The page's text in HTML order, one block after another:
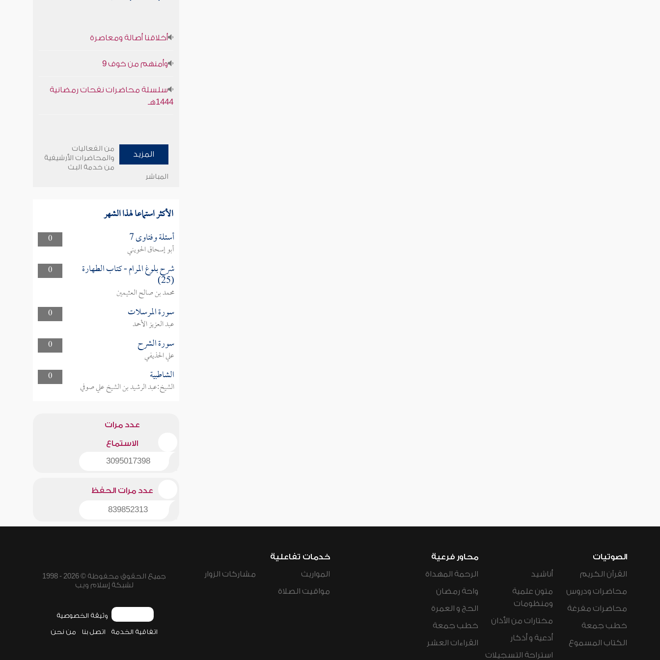
أخلاقنا أصالة ومعاصرة
وأمنهم من خوف 9
سلسلة محاضرات نفحات رمضانية
1444هـ
المزيد
من الفعاليات
والمحاضرات الأرشيفية
من خدمة البث
المباشر
الأكثر استماعا لهذا الشهر
0 أسئلة وفتاوى 7
أبو إسحاق الحويني
0
شرح بلوغ المرام - كتاب الطهارة
(25)
محمد بن صالح العثيمين
0
سورة المرسلات
عبد العزيز الأحمد
0
سورة الشرح
علي الحذيفي
0
الشاطبية
الشيخ:عبد الرشيد بن الشيخ علي صوفي
عدد مرات
الاستماع
3095017398
عدد مرات الحفظ
839852313
الصوتيات
القرآن الكريم
محاضرات ودروس
محاضرات مفرغة
خطب جمعة
الكتاب المسموع
أناشيد
متون علمية
ومنظومات
مختارات من الأذان
أدعية و أذكار
استراحة التسجيلات
محاور فرعية
الرحمة المهداة
واحة رمضان
الحج و العمرة
خطب جمعة
القراءات العشر
خدمات تفاعلية
المواريث
مواقيت الصلاة
مشاركات الزوار
جميع الحقوق محفوظة © 2026 - 1998
لشبكة إسلام ويب
وثيقة الخصوصية
اتفاقية الخدمة اتصل بنا من نحن